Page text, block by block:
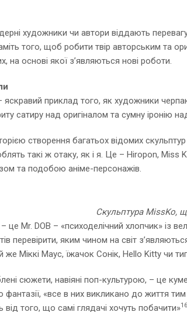
художники чи автори віддають
того, щоб робити твір авторським та
на основі якої з’являються нові роботи.
яскравий приклад того, як художники
сатиру над оригіналом та сумну іронію
створення багатьох відомих
такі ж отаку, як і я. Це – Hiropon,
та подобою аніме-персонажів.
Скульптура MissKo,
це Mr. DOB – «психоделічний хлопчик»
перевірити, яким чином на світ
же Міккі Маус, їжачок Сонік, Hello Kitty чи
сюжети, навіяні поп-культурою, – це
«все в них викликано до життя
того, що самі глядачі хочуть побачити»16